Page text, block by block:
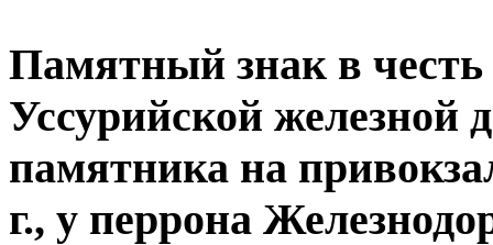
Памятный знак в честь
Уссурийской железной
памятника на
г., у перрона